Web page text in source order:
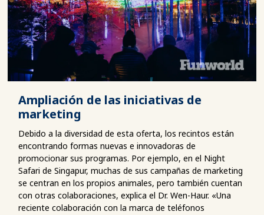
Ampliación de las iniciativas de
marketing
Debido a la diversidad de esta oferta, los recintos están
encontrando formas nuevas e innovadoras de
promocionar sus programas. Por ejemplo, en el Night
Safari de Singapur, muchas de sus campañas de marketing
se centran en los propios animales, pero también cuentan
con otras colaboraciones, explica el Dr. Wen-Haur. «Una
reciente colaboración con la marca de teléfonos